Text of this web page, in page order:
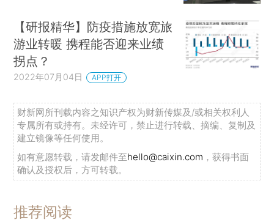
【研报精华】防疫措施放宽旅
游业转暖 携程能否迎来业绩
拐点？
2022年07月04日 APP打开
财新网所刊载内容之知识产权为财新传媒及/或相关权利人
专属所有或持有。未经许可，禁止进行转载、摘编、复制及
建立镜像等任何使用。
如有意愿转载，请发邮件至hello@caixin.com ，获得书面
确认及授权后，方可转载。
推荐阅读